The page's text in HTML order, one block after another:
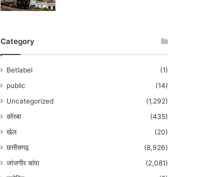
Category
Betlabel
(1)
public
(14)
Uncategorized
(1,292)
कोरबा
(435)
खेल
(20)
छत्तीसगढ़
(8,926)
जांजगीर चांपा
(2,081)